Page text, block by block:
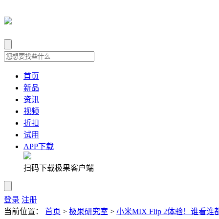
首页
新品
资讯
视频
折扣
试用
APP下载
扫码下载极果客户端
登录 注册
当前位置：
首页 > 极果研究室 > 小米MIX Flip 2体验！谁看谁